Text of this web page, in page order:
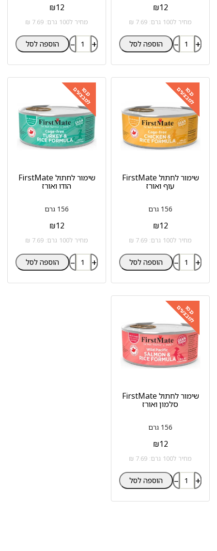
₪12
מחיר ל100 גרם: 7.69 ₪
– + הוספה לסל
₪12
מחיר ל100 גרם: 7.69 ₪
– + הוספה לסל
כנסו
למבצעים
שימור לחתול FirstMate
עוף ואורז
156 גרם
₪12
מחיר ל100 גרם: 7.69 ₪
– + הוספה לסל
כנסו
למבצעים
שימור לחתול FirstMate
הודו ואורז
156 גרם
₪12
מחיר ל100 גרם: 7.69 ₪
– + הוספה לסל
כנסו
למבצעים
שימור לחתול FirstMate
סלמון ואורז
156 גרם
₪12
מחיר ל100 גרם: 7.69 ₪
– + הוספה לסל